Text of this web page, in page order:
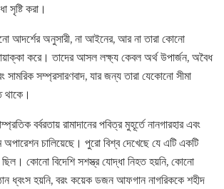
সৃষ্টি করা।
আদর্শের অনুসারী, না আইনের, আর না তারা কোনো
করে। তাদের আসল লক্ষ্য কেবল অর্থ উপার্জন, অবৈধ
সামরিক সম্প্রসারণবাদ, যার জন্য তারা যেকোনো সীমা
বর্বরতায় রামাদানের পবিত্র মুহূর্তে নানগারহার এবং
চালিয়েছে। পুরো বিশ্ব দেখেছে যে এটি একটি
ছিল। কোনো বিদেশি সশস্ত্র যোদ্ধা নিহত হয়নি, কোনো
ধ্বংস হয়নি, বরং কয়েক ডজন আফগান নাগরিককে শহীদ